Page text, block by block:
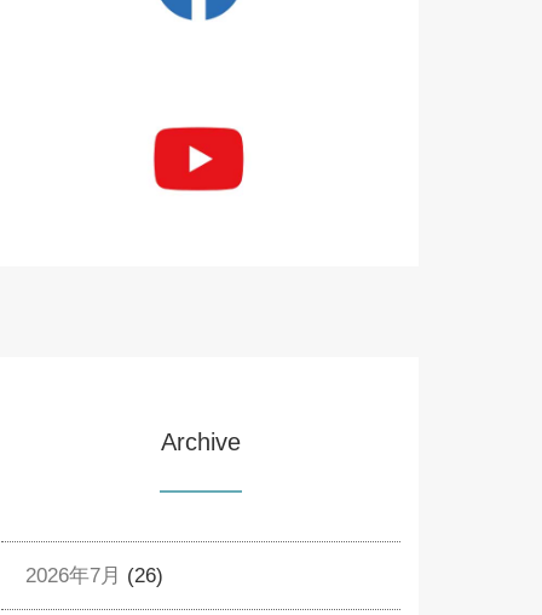
Archive
2026年7月 (26)